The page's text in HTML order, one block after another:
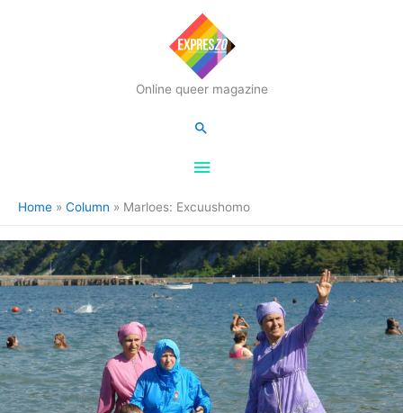
Online queer magazine
Hoofdmenu
Zoeken
Home Column Marloes: Excuushomo